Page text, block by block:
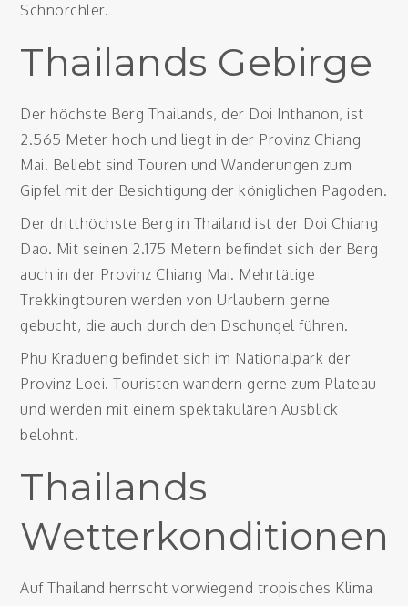
Schnorchler.
Thailands Gebirge
Der höchste Berg Thailands, der Doi Inthanon, ist
2.565 Meter hoch und liegt in der Provinz Chiang
Mai. Beliebt sind Touren und Wanderungen zum
Gipfel mit der Besichtigung der königlichen Pagoden.
Der dritthöchste Berg in Thailand ist der Doi Chiang
Dao. Mit seinen 2.175 Metern befindet sich der Berg
auch in der Provinz Chiang Mai. Mehrtätige
Trekkingtouren werden von Urlaubern gerne
gebucht, die auch durch den Dschungel führen.
Phu Kradueng befindet sich im Nationalpark der
Provinz Loei. Touristen wandern gerne zum Plateau
und werden mit einem spektakulären Ausblick
belohnt.
Thailands
Wetterkonditionen
Auf Thailand herrscht vorwiegend tropisches Klima